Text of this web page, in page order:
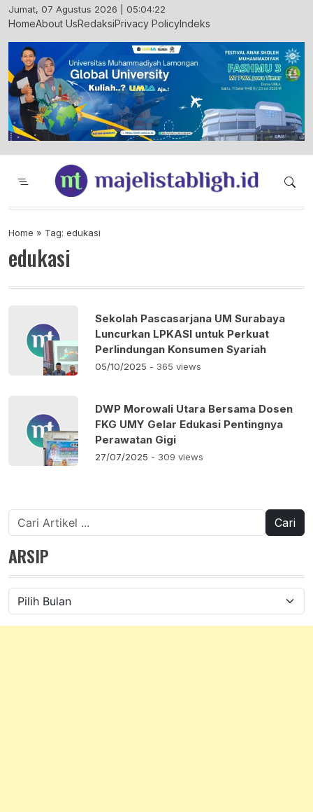
Skip
to
Jumat, 07 Agustus 2026 | 05:04:22
HomeAbout UsRedaksiPrivacy PolicyIndeks
Majelis Tabligh Muhammadiyah
Syiar Dakwah Islam Berkemajuan dan
Home » Tag: edukasi
edukasi
Sekolah Pascasarjana UM Surabaya
Luncurkan LPKASI untuk Perkuat
Perlindungan Konsumen Syariah
05/10/2025 - 365 views
DWP Morowali Utara Bersama Dosen
FKG UMY Gelar Edukasi Pentingnya
Perawatan Gigi
27/07/2025 - 309 views
Cari
untuk:
ARSIP
Arsip